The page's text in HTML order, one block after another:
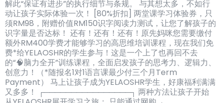
解此“保证有进步”的执行细节与条规。 与其想太多，不如行
动让孩子实际体验一次！ [80%折扣] 两堂课学习体验券，只
须RM98，附赠价值RM150识字阅读力测试，让您了解孩子的
识字量是否达标！ 还有！还有！还有！原先妈咪您需要缴付
额外RM400学费才能够学习的高思维培训课程，现在我们免
费*给YELAOSHR的学生参与！这是一个上了也再回不去
的“🧠脑力全开”训练课程，全面启发孩子的思考力、逻辑力、
创意力！（*随报名1对1语言课最少付三个月Term
Payment） 马上让孩子成为YELAOSHR学生，好康福利满满
又多多！ ┌────────────────┐ 两种方法让孩子开始